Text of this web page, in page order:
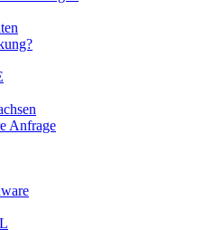
Anfrage